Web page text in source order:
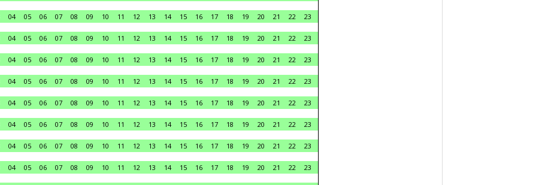
04 05 06 07 08 09 10 11 12 13 14 15 16 17 18 19 20 21 22
23
04 05 06 07 08 09 10 11 12 13 14 15 16 17 18 19 20 21 22
23
04 05 06 07 08 09 10 11 12 13 14 15 16 17 18 19 20 21 22
23
04 05 06 07 08 09 10 11 12 13 14 15 16 17 18 19 20 21 22
23
04 05 06 07 08 09 10 11 12 13 14 15 16 17 18 19 20 21 22
23
04 05 06 07 08 09 10 11 12 13 14 15 16 17 18 19 20 21 22
23
04 05 06 07 08 09 10 11 12 13 14 15 16 17 18 19 20 21 22
23
04 05 06 07 08 09 10 11 12 13 14 15 16 17 18 19 20 21 22
23